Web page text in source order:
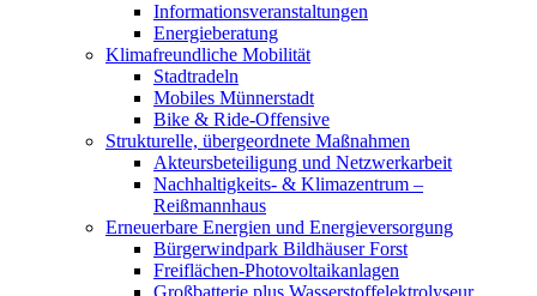
Informationsveranstaltungen
Energieberatung
Klimafreundliche Mobilität
Stadtradeln
Mobiles Münnerstadt
Bike & Ride-Offensive
Strukturelle, übergeordnete Maßnahmen
Akteursbeteiligung und Netzwerkarbeit
Nachhaltigkeits- & Klimazentrum –
Reißmannhaus
Erneuerbare Energien und Energieversorgung
Bürgerwindpark Bildhäuser Forst
Freiflächen-Photovoltaikanlagen
Großbatterie plus Wasserstoffelektrolyseur